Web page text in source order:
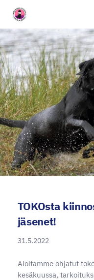
Siirry
sivun
sisältöön
Seuran nimi
TOKOsta
jäsenet!
31.5.2022
Aloitamme ohjatut
kesäkuussa,